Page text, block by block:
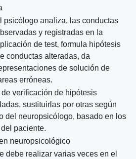
psicólogo analiza, las conductas
y registradas en la
de test, formula hipótesis
conductas alteradas, da
de solución de
erróneas.
de verificación de hipótesis
sustituirlas por otras según
del neuropsicólogo, basado en los
paciente.
neuropsicológico
debe realizar varias veces en el